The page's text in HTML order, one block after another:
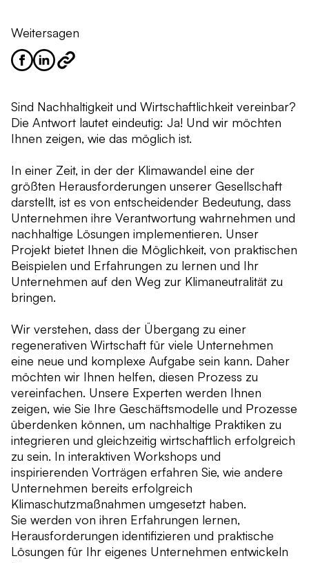
Weitersagen
Sind Nachhaltigkeit und Wirtschaftlichkeit vereinbar?
Die Antwort lautet eindeutig: Ja! Und wir möchten
Ihnen zeigen, wie das möglich ist.
In einer Zeit, in der der Klimawandel eine der
größten Herausforderungen unserer Gesellschaft
darstellt, ist es von entscheidender Bedeutung, dass
Unternehmen ihre Verantwortung wahrnehmen und
nachhaltige Lösungen implementieren. Unser
Projekt bietet Ihnen die Möglichkeit, von praktischen
Beispielen und Erfahrungen zu lernen und Ihr
Unternehmen auf den Weg zur Klimaneutralität zu
bringen.
Wir verstehen, dass der Übergang zu einer
regenerativen Wirtschaft für viele Unternehmen
eine neue und komplexe Aufgabe sein kann. Daher
möchten wir Ihnen helfen, diesen Prozess zu
vereinfachen. Unsere Experten werden Ihnen
zeigen, wie Sie Ihre Geschäftsmodelle und Prozesse
überdenken können, um nachhaltige Praktiken zu
integrieren und gleichzeitig wirtschaftlich erfolgreich
zu sein. In interaktiven Workshops und
inspirierenden Vorträgen erfahren Sie, wie andere
Unternehmen bereits erfolgreich
Klimaschutzmaßnahmen umgesetzt haben.
Sie werden von ihren Erfahrungen lernen,
Herausforderungen identifizieren und praktische
Lösungen für Ihr eigenes Unternehmen entwickeln